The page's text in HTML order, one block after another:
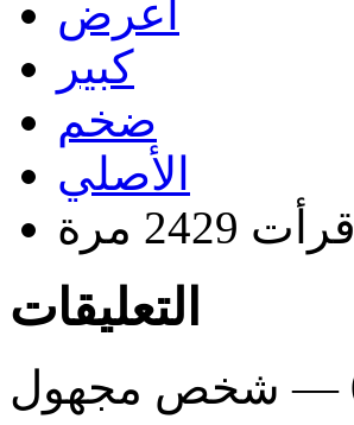
اعرض
كبير
ضخم
الأصلي
قرأت 2429 مرة
التعليقات